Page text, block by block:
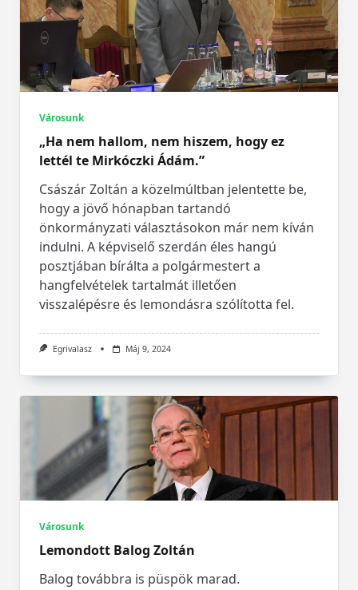
Városunk
„Ha nem hallom, nem hiszem, hogy ez
lettél te Mirkóczki Ádám.”
Császár Zoltán a közelmúltban jelentette be,
hogy a jövő hónapban tartandó
önkormányzati választásokon már nem kíván
indulni. A képviselő szerdán éles hangú
posztjában bírálta a polgármestert a
hangfelvételek tartalmát illetően
visszalépésre és lemondásra szólította fel.
Egrivalasz Máj 9, 2024
Városunk
Lemondott Balog Zoltán
Balog továbbra is püspök marad.